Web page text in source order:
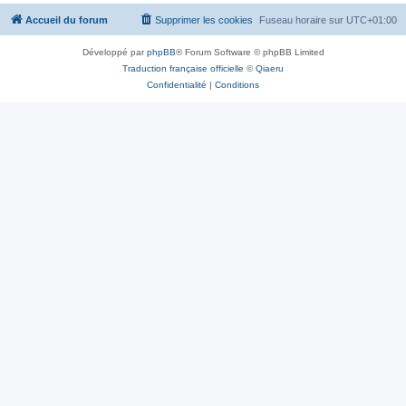
Accueil du forum Fuseau horaire sur UTC+01:00
Supprimer les cookies
Développé parphpBB® Forum Software © phpBB Limited
Traduction française officielle ©Qiaeru
Confidentialité | Conditions